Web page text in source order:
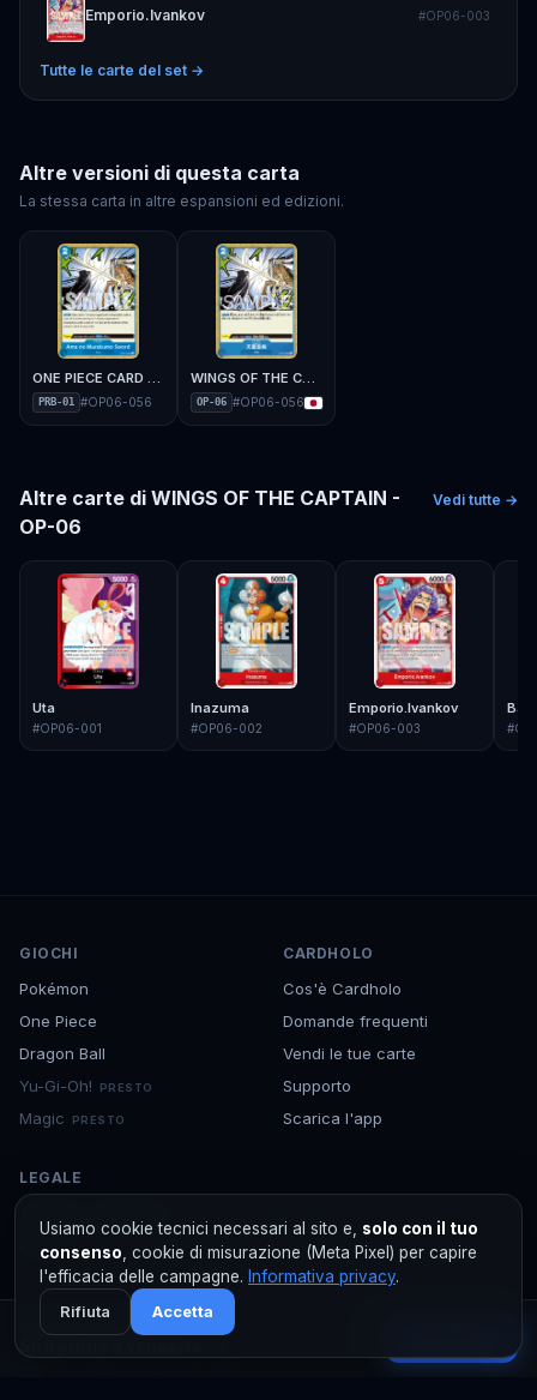
Emporio.Ivankov #OP06-003
Tutte le carte del set →
Altre versioni di questa carta
La stessa carta in altre espansioni ed edizioni.
ONE PIECE CARD THE BEST - PRB-01
PRB-01 #OP06-056
WINGS OF THE CAPTAIN - OP-06
OP-06 #OP06-056
Altre carte di WINGS OF THE CAPTAIN -
OP-06
Vedi tutte →
Uta
#OP06-001
Inazuma
#OP06-002
Emporio.Ivankov
#OP06-003 #
NESSUN ANNUNCIO
GIOCHI
Pokémon
One Piece
Dragon Ball
Yu-Gi-Oh!
PRESTO
Magic PRESTO
CARDHOLO
Cos'è Cardholo
Domande frequenti
Vendi le tue carte
Supporto
Scarica l'app
LEGALE
Privacy
Usiamo cookie tecnici necessari al sito e, solo con il tuo
consenso , cookie di misurazione (Meta Pixel) per capire
l'efficacia delle campagne. Informativa privacy.
Rifiuta
Accetta